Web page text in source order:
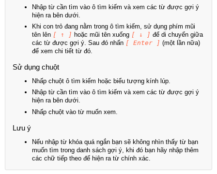
Nhập từ cần tìm vào ô tìm kiếm và xem các từ được gợi ý
hiện ra bên dưới.
Khi con trỏ đang nằm trong ô tìm kiếm, sử dụng phím mũi
tên lên [ ↑ ] hoặc mũi tên xuống [ ↓ ] để di chuyển giữa
các từ được gợi ý. Sau đó nhấn [ Enter ] (một lần nữa)
để xem chi tiết từ đó.
Sử dụng chuột
Nhấp chuột ô tìm kiếm hoặc biểu tượng kính lúp.
Nhập từ cần tìm vào ô tìm kiếm và xem các từ được gợi ý
hiện ra bên dưới.
Nhấp chuột vào từ muốn xem.
Lưu ý
Nếu nhập từ khóa quá ngắn bạn sẽ không nhìn thấy từ bạn
muốn tìm trong danh sách gợi ý, khi đó bạn hãy nhập thêm
các chữ tiếp theo để hiện ra từ chính xác.